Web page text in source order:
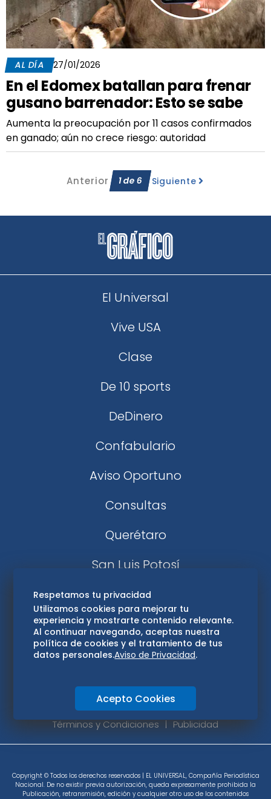
AL DÍA 27/01/2026
En el Edomex batallan para frenar
gusano barrenador: Esto se sabe
Aumenta la preocupación por 11 casos confirmados
en ganado; aún no crece riesgo: autoridad
Anterior 1de6 Siguiente
El Universal
Vive USA
Clase
De 10 sports
DeDinero
Confabulario
Aviso Oportuno
Consultas
Querétaro
San Luis Potosí
Edomex
Consultas
Hidalgo
Oaxaca
Aviso de privacidad
Directorio
Términos y Condiciones
Publicidad
Copyright © Todos los derechos reservados | EL UNIVERSAL, Compañía Periodística
Nacional. De no existir previa autorización, queda expresamente prohibida la
Publicación, retransmisión, edición y cualquier otro uso de los contenidos
Respetamos tu privacidad
Utilizamos cookies para mejorar tu
experiencia y mostrarte contenido relevante.
Al continuar navegando, aceptas nuestra
política de cookies y el tratamiento de tus
datos personales.Aviso de Privacidad.
Acepto Cookies